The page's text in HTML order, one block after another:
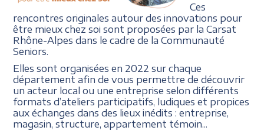
Ces
rencontres originales autour des innovations pour
être mieux chez soi sont proposées par la Carsat
Rhône-Alpes dans le cadre de la Communauté
Seniors.
Elles sont organisées en 2022 sur chaque
département afin de vous permettre de découvrir
un acteur local ou une entreprise selon différents
formats d’ateliers participatifs, ludiques et propices
aux échanges dans des lieux inédits : entreprise,
magasin, structure, appartement témoin...